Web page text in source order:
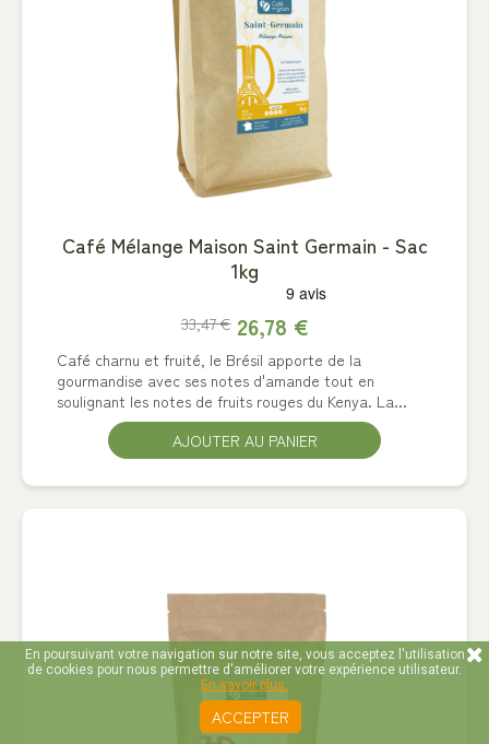
Café Mélange Maison Saint Germain - Sac
1kg
26,78 €
33,47 €
Café charnu et fruité, le Brésil apporte de la
gourmandise avec ses notes d'amande tout en
soulignant les notes de fruits rouges du Kenya. La...
AJOUTER AU PANIER
En poursuivant votre navigation sur notre site, vous acceptez l'utilisation
de cookies pour nous permettre d'améliorer votre expérience utilisateur.
En savoir plus.
ACCEPTER